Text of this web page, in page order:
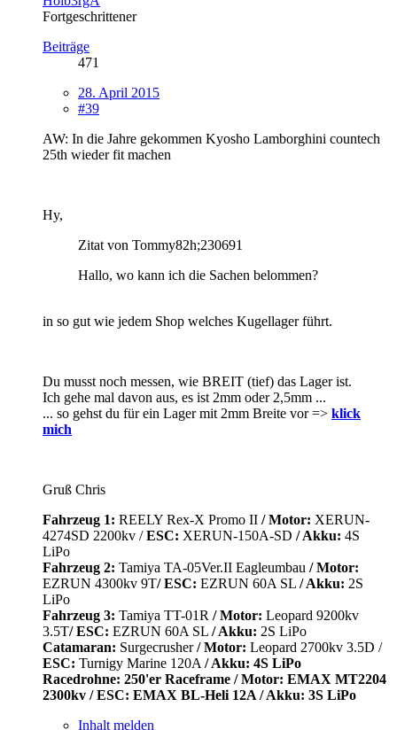
Fortgeschrittener
Beiträge
471
28. April 2015
#39
AW: In die Jahre gekommen Kyosho Lamborghini countech
25th wieder fit machen
Hy,
Zitat von Tommy82h;230691
Hallo, wo kann ich die Sachen belommen?
in so gut wie jedem Shop welches Kugellager führt.
Du musst noch messen, wie BREIT (tief) das Lager ist.
Ich gehe mal davon aus, es ist 2mm oder 2,5mm ...
... so gehst du für ein Lager mit 2mm Breite vor => klick
mich
Gruß Chris
Fahrzeug 1: REELY Rex-X Promo II / Motor: XERUN-
4274SD 2200kv /ESC: XERUN-150A-SD / Akku: 4S
LiPo
Fahrzeug 2: Tamiya TA-05Ver.II Eagleumbau / Motor:
EZRUN 4300kv 9T/ ESC: EZRUN 60A SL / Akku: 2S
LiPo
Fahrzeug 3: Tamiya TT-01R / Motor: Leopard 9200kv
3.5T/ ESC: EZRUN 60A SL / Akku: 2S LiPo
Catamaran: Surgecrusher/ Motor: Leopard 2700kv 3.5D /
ESC: Turnigy Marine 120A/Akku: 4S LiPo
Racedrohne: 250'er Raceframe / Motor: EMAX MT2204
2300kv / ESC: EMAX BL-Heli 12A/ Akku: 3S LiPo
Inhalt melden